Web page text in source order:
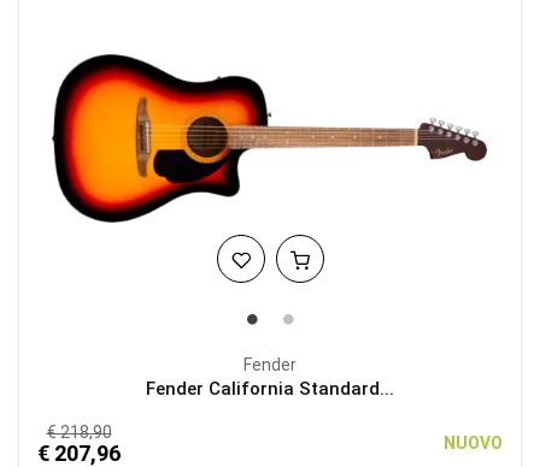
Fender
Fender California Standard...
€ 218,90
€ 207,96 NUOVO